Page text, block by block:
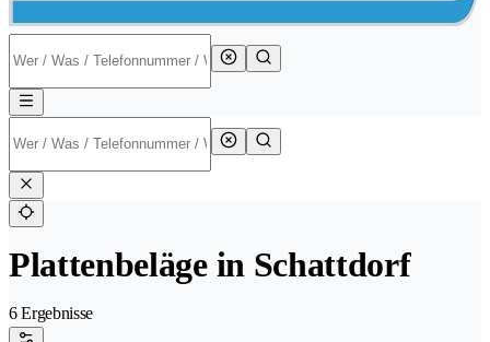
Plattenbeläge in Schattdorf
6 Ergebnisse